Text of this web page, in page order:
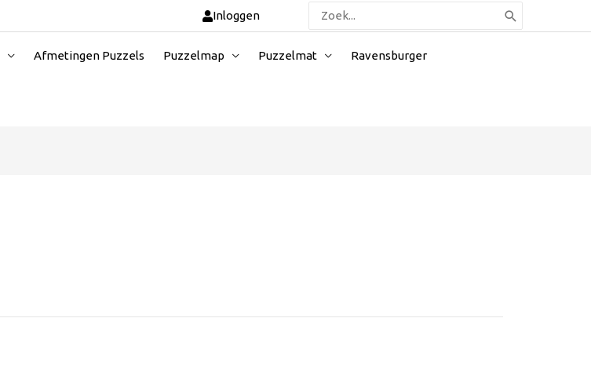
Inloggen
Zoeken
naar:
Afmetingen Puzzels Puzzelmap Puzzelmat Ravensburger